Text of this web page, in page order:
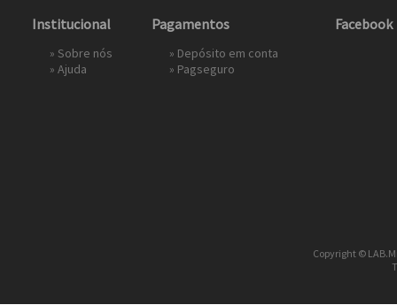
Institucional
» Sobre nós
» Ajuda
Pagamentos
» Depósito em conta
» Pagseguro
Facebook
Copyright ©